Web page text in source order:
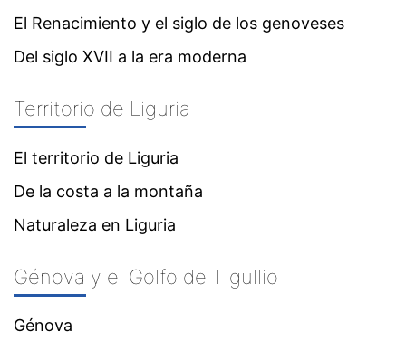
El Renacimiento y el siglo de los genoveses
Del siglo XVII a la era moderna
Territorio de Liguria
El territorio de Liguria
De la costa a la montaña
Naturaleza en Liguria
Génova y el Golfo de Tigullio
Génova